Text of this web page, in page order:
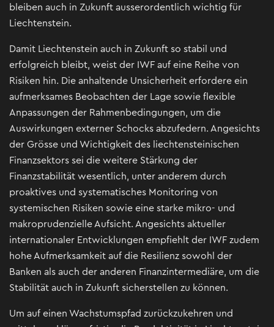
bleiben auch in Zukunft ausserordentlich wichtig für
Liechtenstein.
Damit Liechtenstein auch in Zukunft so stabil und
erfolgreich bleibt, weist der IWF auf eine Reihe von
Risiken hin. Die anhaltende Unsicherheit erfordere ein
aufmerksames Beobachten der Lage sowie flexible
Anpassungen der Rahmenbedingungen, um die
Auswirkungen externer Schocks abzufedern. Angesichts
der Grösse und Wichtigkeit des liechtensteinischen
Finanzsektors sei die weitere Stärkung der
Finanzstabilität wesentlich, unter anderem durch
proaktives und systematisches Monitoring von
systemischen Risiken sowie eine starke mikro- und
makroprudenzielle Aufsicht. Angesichts aktueller
internationaler Entwicklungen empfiehlt der IWF zudem
hohe Aufmerksamkeit auf die Resilienz sowohl der
Banken als auch der anderen Finanzintermediäre, um die
Stabilität auch in Zukunft sicherstellen zu können.
Um auf einen Wachstumspfad zurückzukehren und